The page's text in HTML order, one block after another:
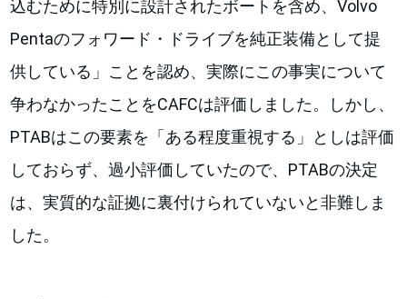
込むために特別に設計されたボートを含め、Volvo
Pentaのフォワード・ドライブを純正装備として提
供している」ことを認め、実際にこの事実について
争わなかったことをCAFCは評価しました。しかし、
PTABはこの要素を「ある程度重視する」としは評価
しておらず、過小評価していたので、PTABの決定
は、実質的な証拠に裏付けられていないと非難しま
した。